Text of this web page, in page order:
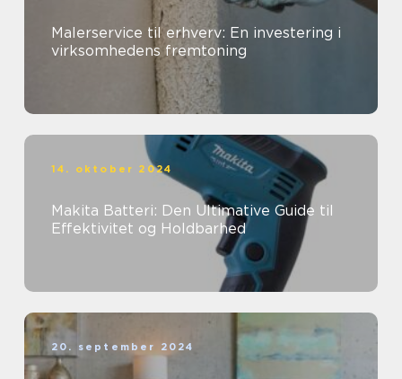
Malerservice til erhverv: En investering i
virksomhedens fremtoning
14. oktober 2024
Makita Batteri: Den Ultimative Guide til
Effektivitet og Holdbarhed
20. september 2024